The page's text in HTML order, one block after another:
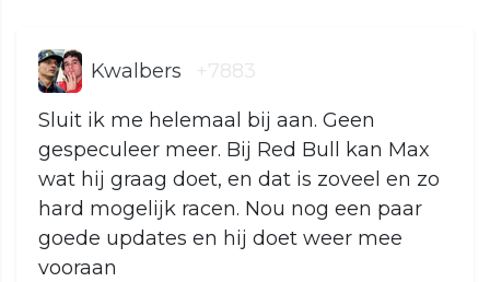
Kwalbers +7883
Sluit ik me helemaal bij aan. Geen
gespeculeer meer. Bij Red Bull kan Max
wat hij graag doet, en dat is zoveel en zo
hard mogelijk racen. Nou nog een paar
goede updates en hij doet weer mee
vooraan